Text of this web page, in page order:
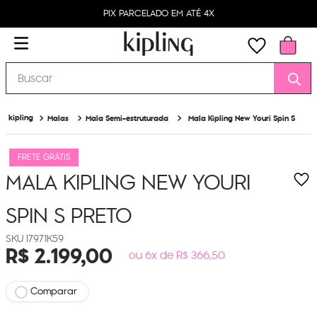
PIX PARCELADO EM ATÉ 4X
Buscar
Malas Mala Semi-estruturada Mala Kipling New Youri Spin S
FRETE GRÁTIS
MALA KIPLING NEW YOURI
SPIN SPRETO
I7971K59
R$2.199,00 ou 6x de R$ 366,50
Comparar